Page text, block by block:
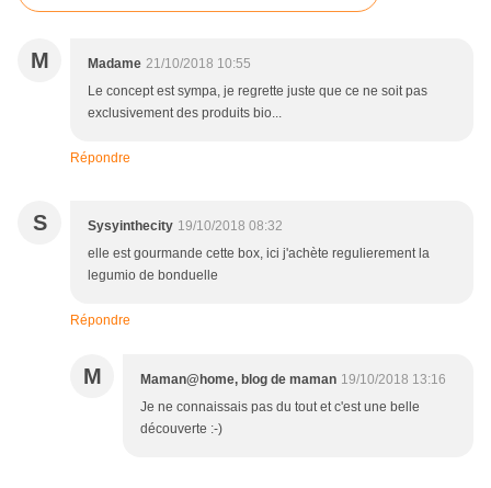
M Madame 21/10/2018 10:55
Le concept est sympa, je regrette juste que ce ne soit pas
exclusivement des produits bio...
Répondre
S Sysyinthecity 19/10/2018 08:32
elle est gourmande cette box, ici j'achète regulierement la
legumio de bonduelle
Répondre
M Maman@home, blog de maman 19/10/2018 13:16
Je ne connaissais pas du tout et c'est une belle
découverte :-)